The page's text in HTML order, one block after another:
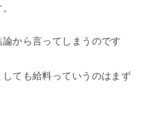
から言ってしまうのです
ても給料っていうのはまず